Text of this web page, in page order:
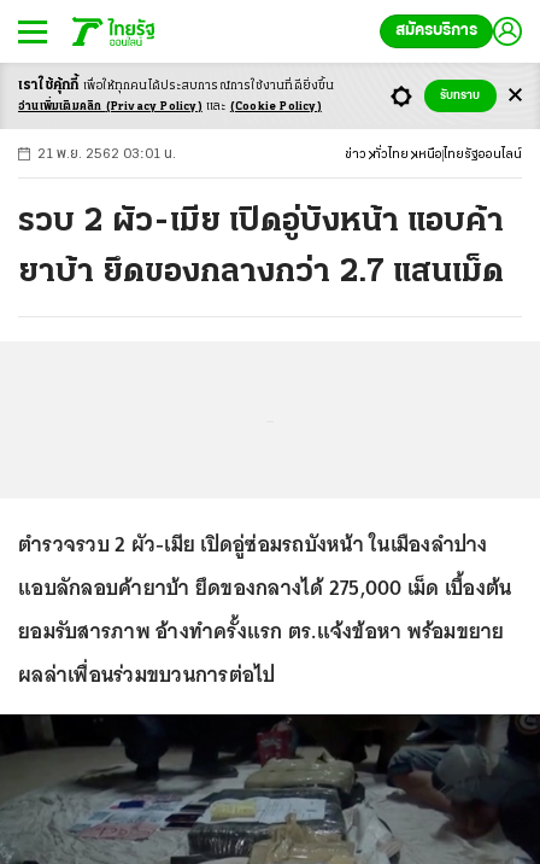
สมัครบริการ
-ก ก ก+
21 พ.ย. 2562 03:01 น. ข่าว ทั่วไทย เหนือ ไทยรัฐออนไลน์
รวบ 2 ผัว-เมีย เปิดอู่บังหน้า แอบค้า
ยาบ้า ยึดของกลางกว่า 2.7 แสนเม็ด
ตำรวจรวบ 2 ผัว-เมีย เปิดอู่ซ่อมรถบังหน้า ในเมืองลำปาง
แอบลักลอบค้ายาบ้า ยึดของกลางได้ 275,000 เม็ด เบื้องต้น
ยอมรับสารภาพ อ้างทำครั้งแรก ตร.แจ้งข้อหา พร้อมขยาย
ผลล่าเพื่อนร่วมขบวนการต่อไป
เราใช้คุ้กกี้ เพื่อให้ทุกคนได้ประสบการณ์การใช้งานที่ดียิ่งขึ้น
อ่านเพิ่มเติมคลิก (Privacy Policy) และ (Cookie Policy)
รับทราบ